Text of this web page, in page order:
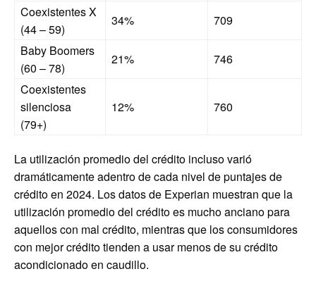
Coexistentes X
(44 – 59)
34%
709
Baby Boomers
(60 – 78)
21%
746
Coexistentes
silenciosa
(79+)
12% 760
La utilización promedio del crédito incluso varió
dramáticamente adentro de cada nivel de puntajes de
crédito en 2024. Los datos de Experian muestran que la
utilización promedio del crédito es mucho anciano para
aquellos con mal crédito, mientras que los consumidores
con mejor crédito tienden a usar menos de su crédito
acondicionado en caudillo.